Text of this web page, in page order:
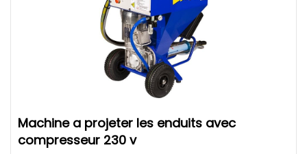
machine a projeter les enduits avec
compresseur 230 v